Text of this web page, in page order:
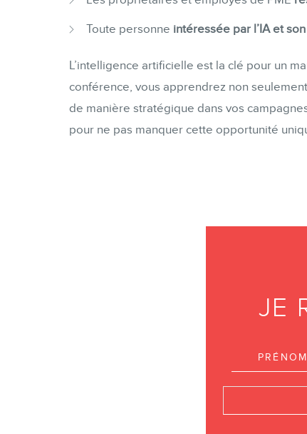
Toute personne intéressée par l’IA et
L’intelligence artificielle est la clé pour un
conférence, vous apprendrez non
de manière stratégique dans vos
pour ne pas manquer cette opportunité
JE